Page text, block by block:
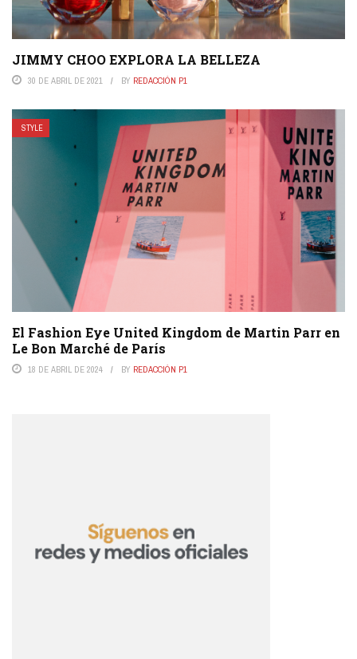
JIMMY CHOO EXPLORA LA BELLEZA
30 DE ABRIL DE 2021 BY REDACCIÓN P1
STYLE
El Fashion Eye United Kingdom de Martin Parr en
Le Bon Marché de París
18 DE ABRIL DE 2024 BY REDACCIÓN P1